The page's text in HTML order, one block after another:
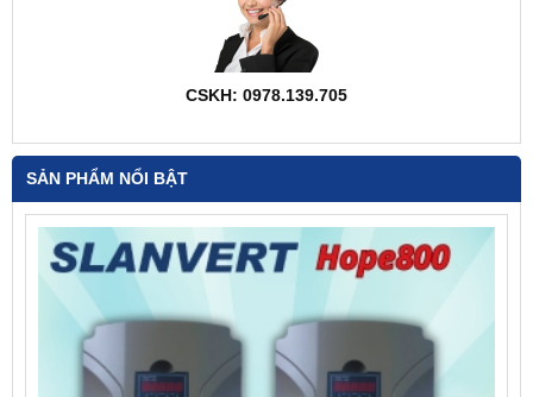
CSKH: 0978.139.705
SẢN PHẨM NỔI BẬT